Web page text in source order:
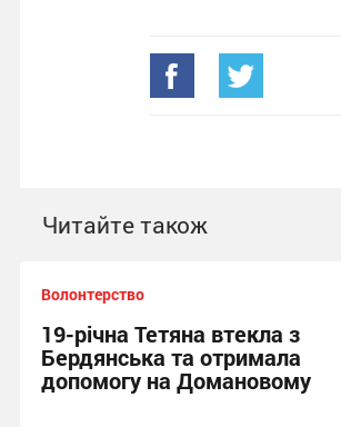
Читайте також
Волонтерство
19-річна Тетяна втекла з
Бердянська та отримала
допомогу на Домановому